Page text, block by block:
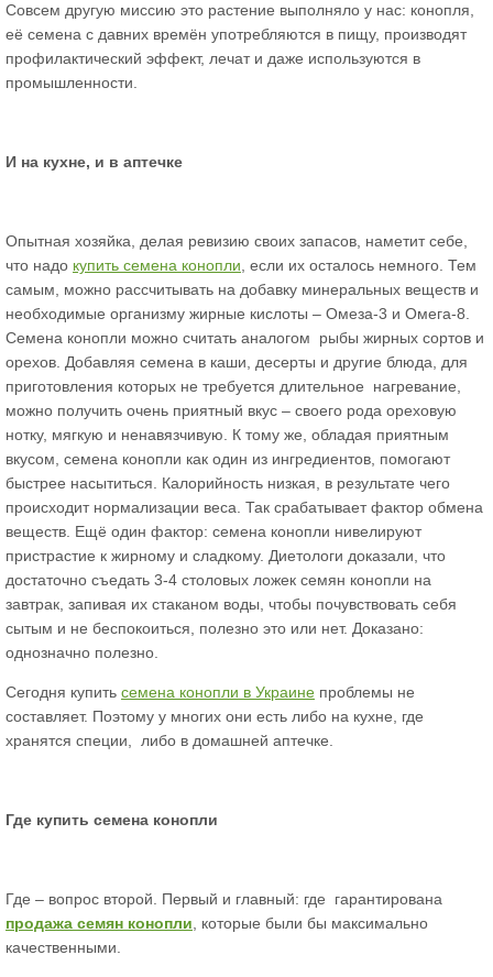
Совсем другую миссию это растение выполняло у нас: конопля,
её семена с давних времён употребляются в пищу, производят
профилактический эффект, лечат и даже используются в
промышленности.
И на кухне, и в аптечке
Опытная хозяйка, делая ревизию своих запасов, наметит себе,
что надо купить семена конопли , если их осталось немного. Тем
самым, можно рассчитывать на добавку минеральных веществ и
необходимые организму жирные кислоты – Омеза-3 и Омега-8.
Семена конопли можно считать аналогом рыбы жирных сортов и
орехов. Добавляя семена в каши, десерты и другие блюда, для
приготовления которых не требуется длительное нагревание,
можно получить очень приятный вкус – своего рода ореховую
нотку, мягкую и ненавязчивую. К тому же, обладая приятным
вкусом, семена конопли как один из ингредиентов, помогают
быстрее насытиться. Калорийность низкая, в результате чего
происходит нормализации веса. Так срабатывает фактор обмена
веществ. Ещё один фактор: семена конопли нивелируют
пристрастие к жирному и сладкому. Диетологи доказали, что
достаточно съедать 3-4 столовых ложек семян конопли на
завтрак, запивая их стаканом воды, чтобы почувствовать себя
сытым и не беспокоиться, полезно это или нет. Доказано:
однозначно полезно.
Сегодня купить семена конопли в Украине проблемы не
составляет. Поэтому у многих они есть либо на кухне, где
хранятся специи, либо в домашней аптечке.
Где купить семена конопли
Где – вопрос второй. Первый и главный: где гарантирована
продажа семян конопли , которые были бы максимально
качественными.